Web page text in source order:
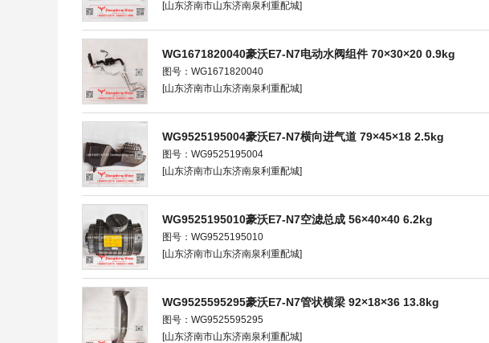
[山东济南市山东济南泉利重配城]
WG1671820040豪沃E7-N7电动水阀组件 70×30×20 0.9kg
图号：WG1671820040
[山东济南市山东济南泉利重配城]
WG9525195004豪沃E7-N7横向进气道 79×45×18 2.5kg
图号：WG9525195004
[山东济南市山东济南泉利重配城]
WG9525195010豪沃E7-N7空滤总成 56×40×40 6.2kg
图号：WG9525195010
[山东济南市山东济南泉利重配城]
WG9525595295豪沃E7-N7管状横梁 92×18×36 13.8kg
图号：WG9525595295
[山东济南市山东济南泉利重配城]